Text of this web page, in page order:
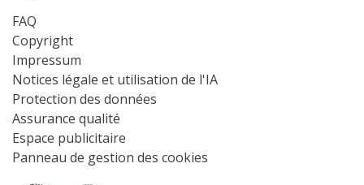
FAQ
Copyright
Impressum
Notices légale et utilisation de l'IA
Protection des données
Assurance qualité
Espace publicitaire
Panneau de gestion des cookies